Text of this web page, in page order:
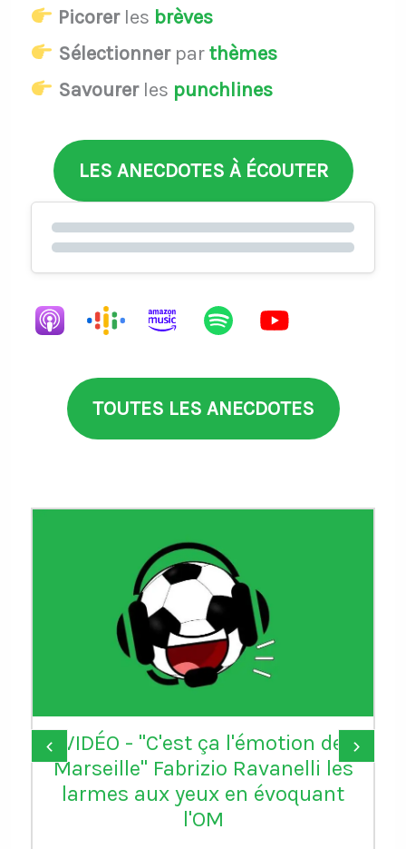
Picorerles brèves
Sélectionnerparthèmes
Savourerles punchlines
LES ANECDOTES À ÉCOUTER
TOUTES LES ANECDOTES
VIDÉO - "C'est ça l'émotion de
Marseille" Fabrizio Ravanelli les
larmes aux yeux en évoquant
l'OM
‹ ›